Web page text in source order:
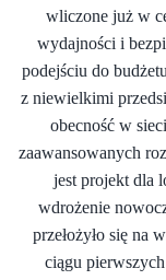
wliczone już w
wydajności i
podejściu do
z niewielkimi
obecność w
zaawansowanych
jest projekt dla
wdrożenie
przełożyło się na
ciągu